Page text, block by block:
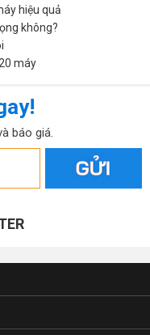
hiệu quả
không?
máy
báo giá.